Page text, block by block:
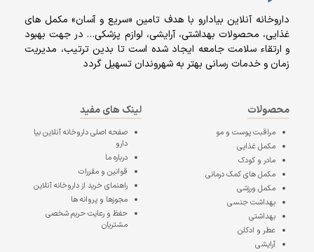
داروخانه آنلاين بيادارو با هدف تامين «سریع و آسان» مكمل هاى
غذايى، محصولات بهداشتى، آرايشى، لوازم پزشکی… در جهت بهبود
و ارتقاء سلامت جامعه ایجاد شده است تا بدین ترتیب، مدیریت
زمان و خدمات رسانی بهتر به شهروندان تسهیل گردد
محصولات
مراقبت پوست و مو
مکمل غذایی
مادر و کودک
مکمل های کمک درمانی
مکمل ورزشی
بهداشت جنسی
بهداشتی
عطر و ادکلن
آرایشی
لینک های مفید
صفحه اصلیداروخانه آنلاین بیا
دارو
درباره ما
قوانین و مقررات
راهنمای خرید از داروخانه آنلاین
مجوزها و پروانه ها
حفظ و رعایت حریم شخصی
مشتریان